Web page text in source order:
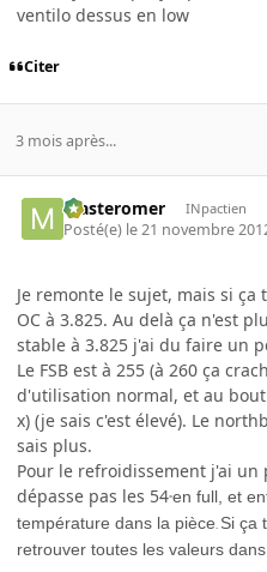
ventilo dessus en low
Citer
3 mois après...
Masteromer INpactien
Posté(e) le 21 novembre
Je remonte le sujet, mais si
OC à 3.825. Au delà ça n'est
stable à 3.825 j'ai du faire un
Le FSB est à 255 (à 260 ça
d'utilisation normal, et au
x) (je sais c'est élevé). Le
sais plus.
Pour le refroidissement j'ai
dépasse pas les 54°en full, et
température dans la pièce. Si ça
retrouver toutes les valeurs dans